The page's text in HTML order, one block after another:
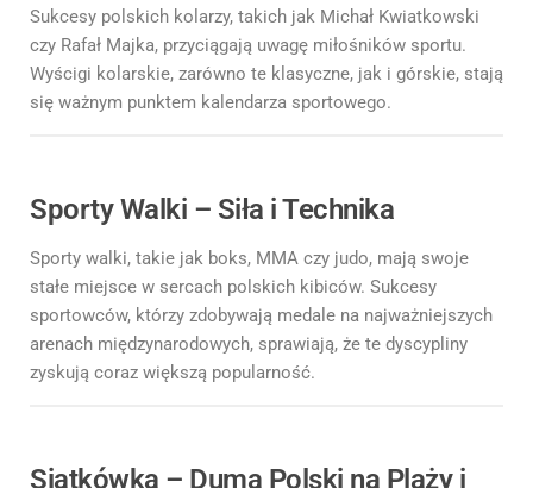
Sukcesy polskich kolarzy, takich jak Michał Kwiatkowski
czy Rafał Majka, przyciągają uwagę miłośników sportu.
Wyścigi kolarskie, zarówno te klasyczne, jak i górskie, stają
się ważnym punktem kalendarza sportowego.
Sporty Walki – Siła i Technika
Sporty walki, takie jak boks, MMA czy judo, mają swoje
stałe miejsce w sercach polskich kibiców. Sukcesy
sportowców, którzy zdobywają medale na najważniejszych
arenach międzynarodowych, sprawiają, że te dyscypliny
zyskują coraz większą popularność.
Siatkówka – Dumą Polski na Plaży i